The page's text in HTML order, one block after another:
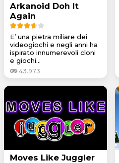
Arkanoid Doh It
Again
E’ una pietra miliare dei
videogiochi e negli anni ha
ispirato innumerevoli cloni
e giochi...
43.973
Moves Like Juggler